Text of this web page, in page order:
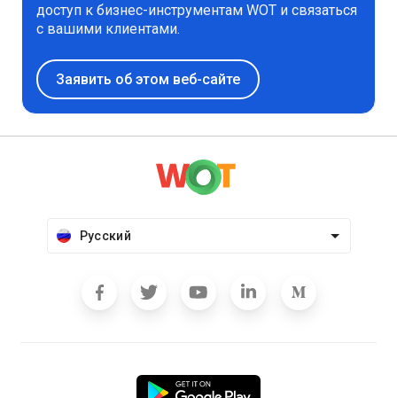
доступ к бизнес-инструментам WOT и связаться
с вашими клиентами.
Заявить об этом веб-сайте
Русский